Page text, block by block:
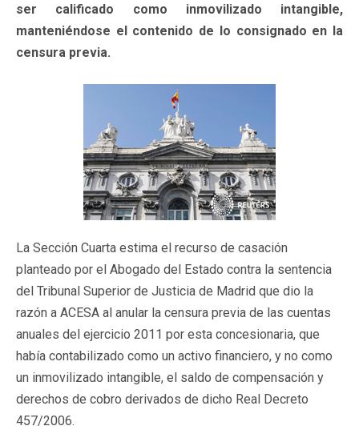
ser calificado como inmovilizado intangible,
manteniéndose el contenido de lo consignado en la
censura previa.
La Sección Cuarta estima el recurso de casación
planteado por el Abogado del Estado contra la sentencia
del Tribunal Superior de Justicia de Madrid que dio la
razón a ACESA al anular la censura previa de las cuentas
anuales del ejercicio 2011 por esta concesionaria, que
había contabilizado como un activo financiero, y no como
un inmovilizado intangible, el saldo de compensación y
derechos de cobro derivados de dicho Real Decreto
457/2006.